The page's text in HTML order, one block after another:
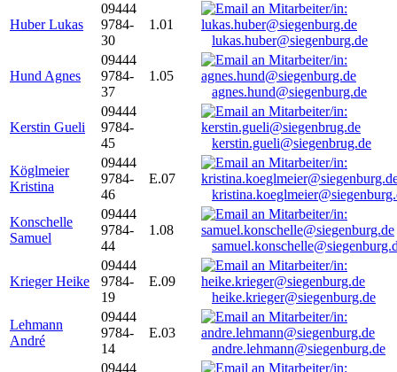
Huber Lukas
09444
9784-
30
1.01
lukas.huber@siegenburg.de
Hund Agnes
09444
9784-
37
1.05
agnes.hund@siegenburg.de
Kerstin Gueli
09444
9784-
45
kerstin.gueli@siegenbrug.de
Köglmeier
Kristina
09444
9784-
46
E.07
Konschelle
Samuel
09444
9784-
44
1.08
Krieger Heike
09444
9784-
19
E.09
heike.krieger@siegenburg.de
Lehmann
André
09444
9784-
14
E.03
andre.lehmann@siegenburg.de
09444